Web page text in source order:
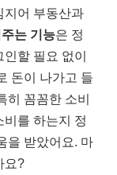
지어 부동산과
는 기능은 정
할 필요 없이
돈이 나가고 들
히 꼼꼼한 소비
를 하는지 정
을 받았어요. 마
요?